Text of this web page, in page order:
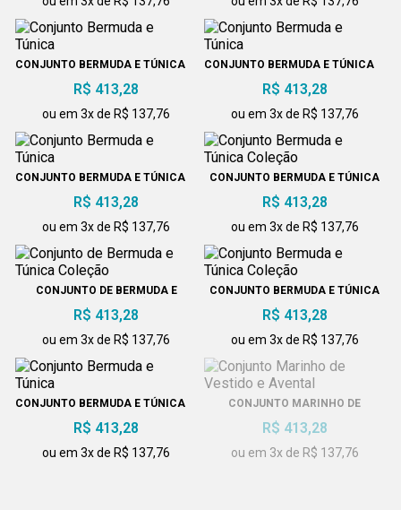
CONJUNTO BERMUDA E TÚNICA
R$ 413,28
ou em 3x de R$ 137,76
CONJUNTO BERMUDA E TÚNICA
R$ 413,28
ou em 3x de R$ 137,76
CONJUNTO BERMUDA E TÚNICA
R$ 413,28
ou em 3x de R$ 137,76
CONJUNTO BERMUDA E TÚNICA
R$ 413,28
ou em 3x de R$ 137,76
CONJUNTO DE BERMUDA E
R$ 413,28
ou em 3x de R$ 137,76
CONJUNTO BERMUDA E TÚNICA
R$ 413,28
ou em 3x de R$ 137,76
CONJUNTO BERMUDA E TÚNICA
R$ 413,28
ou em 3x de R$ 137,76
CONJUNTO MARINHO DE
R$ 413,28
ou em 3x de R$ 137,76